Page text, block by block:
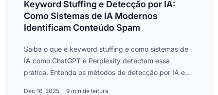
Keyword Stuffing e Detecção por IA:
Como Sistemas de IA Modernos
Identificam Conteúdo Spam
Saiba o que é keyword stuffing e como sistemas de
IA como ChatGPT e Perplexity detectam essa
prática. Entenda os métodos de detecção por IA e
Dec 16, 2025 9 min de leitura